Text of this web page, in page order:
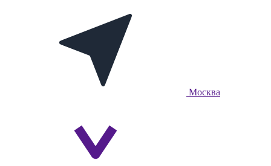
Москва